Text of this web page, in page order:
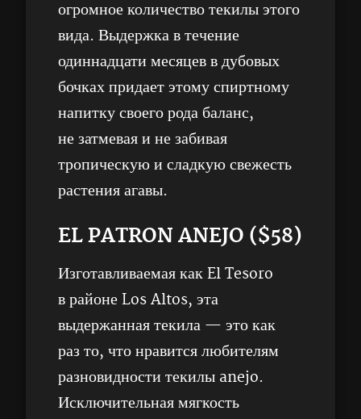
огромное количество текилы этого
вида. Выдержка в течение
одиннадцати месяцев в дубовых
бочках придает этому спиртному
напитку своего рода баланс,
не затмевая и не забивая
тропическую и сладкую свежесть
растения агавы.
EL PATRON ANEJO ($58)
Изготавливаемая как El Tesoro
в районе Los Altos, эта
выдержанная текила — это как
раз то, что нравится любителям
разновидности текилы anejo.
Исключительная мягкость